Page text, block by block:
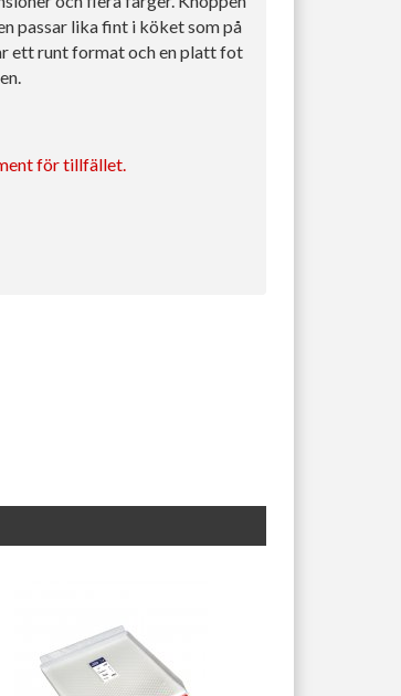
passar lika fint i köket som på
ett runt format och en platt fot
för tillfället.